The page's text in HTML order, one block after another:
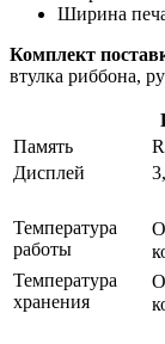
Ширина
Комплект
втулка риббона,
Память
Дисплей
Температура
работы
Температура
хранения